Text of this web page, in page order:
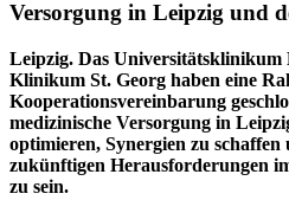
Versorgung in Leipzig und
Leipzig. Das
Klinikum St. Georg haben eine
Kooperationsvereinbarung
medizinische Versorgung in
optimieren, Synergien zu schaffen
zukünftigen Herausforderungen
zu sein.